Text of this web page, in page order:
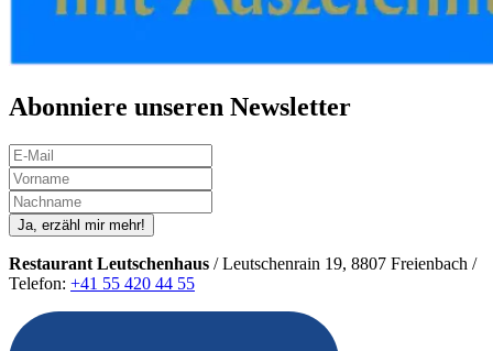
Abonniere unseren Newsletter
Ja, erzähl mir mehr!
Restaurant Leutschenhaus / Leutschenrain 19, 8807 Freienbach /
Telefon: +41 55 420 44 55